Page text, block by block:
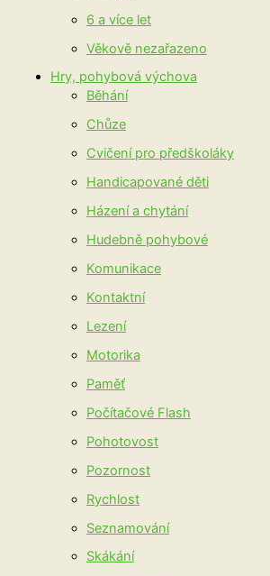
6 a více let
Věkově nezařazeno
Hry, pohybová výchova
Běhání
Chůze
Cvičení pro předškoláky
Handicapované děti
Házení a chytání
Hudebně pohybové
Komunikace
Kontaktní
Lezení
Motorika
Paměť
Počítačové Flash
Pohotovost
Pozornost
Rychlost
Seznamování
Skákání